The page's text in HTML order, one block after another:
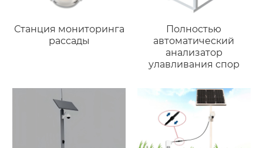
Станция мониторинга
рассады
Полностью
автоматический
анализатор
улавливания спор